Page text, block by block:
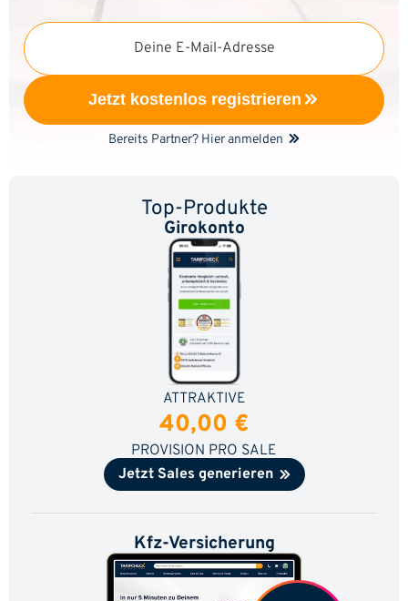
Deine E-Mail-Adresse
Jetzt kostenlos registrieren
Bereits Partner? Hier anmelden
Top-Produkte
Girokonto
ATTRAKTIVE
40,00 €
PROVISION PRO SALE
Jetzt Sales generieren
Kfz-Versicherung